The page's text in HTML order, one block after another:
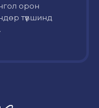
орон
түвшинд